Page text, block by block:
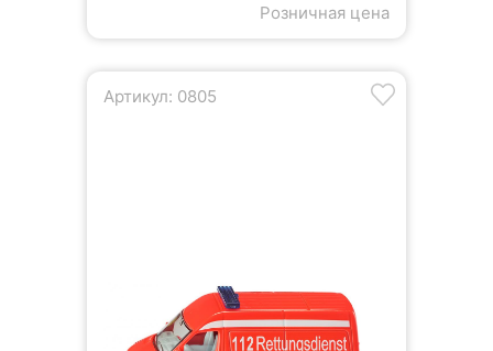
Розничная цена
Артикул: 0805